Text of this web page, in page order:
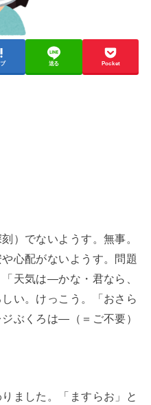
送る Pocket
）でないようす。無事。
心配がないようす。問題
天気は―かな・君なら、
い。けっこう。「おさら
ぶくろは―（＝ご不要）
ました。「ますらお」と